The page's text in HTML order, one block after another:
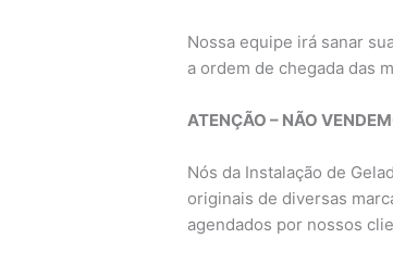
Nossa equipe irá sanar
a ordem de chegada das
ATENÇÃO – NÃO
Nós da Instalação de
originais de diversas
agendados por nossos